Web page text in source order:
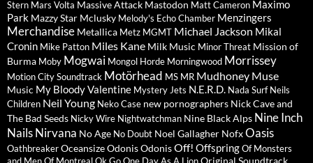
Stern Mars Volta Massive Attack Mastodon Matt Cameron Maximo
Park Mazzy Star Mclusky Melody's Echo Chamber Menzingers
Merchandise Metallica Metz MGMT Michael Jackson Mikal
Cronin Mike Patton Miles Kane Milk Music Minor Threat Mission of
Burma Moby Mogwai Mongol Horde Morningwood Morrissey
Motion City Soundtrack Motörhead MS MR Mudhoney Muse
Music My Bloody Valentine Mystery Jets N.E.R.D. Nada Surf Neils
Children Neil Young Neko Case new pornographers Nick Cave and
The Bad Seeds Nicky Wire Nightwatchman Nine Black Alps Nine Inch
Nails Nirvana No Age No Doubt Noel Gallagher NofxOasis
OathbreakerOceansizeOdonis OdonisOff! OffspringOf Monsters
Original Soundtrack